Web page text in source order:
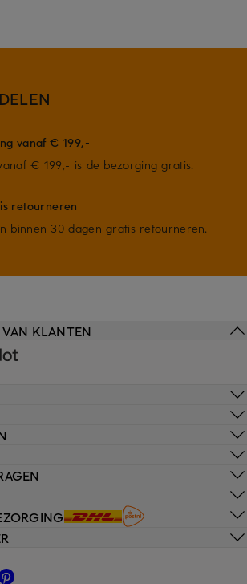
vanaf € 199,-
€ 199,- is de bezorging gratis.
retourneren
binnen 30 dagen gratis retourneren.
KLANTEN